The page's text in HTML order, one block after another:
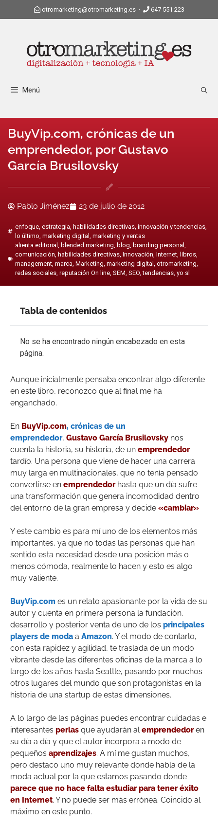
otromarketing@otromarketing.es· 647 551 223
Menú
BuyVip.com, crónicas de un
emprendedor, por Gustavo
García Brusilovsky
Pablo Jiménez 23 de julio de 2012
enfoque,estrategia, habilidades directivas,innovación y tendencias,
lo último,marketing digital,marketing y ventas
alienta editorial, blended marketing, blog, branding personal,
comunicación, habilidades directivas,Innovación,Internet, libros,
management,marca,Marketing,marketing digital,otromarketing,
redes sociales,reputación On line,SEM,SEO,tendencias,yo sl
Aunque inicialmente pensaba encontrar algo diferente
en este libro, reconozco que al final me ha
enganchado.
En BuyVip.com, crónicas de un
emprendedor, Gustavo García Brusilovsky nos
cuenta la historia, su historia, de un emprendedor
tardío. Una persona que viene de hacer una carrera
muy larga en multinacionales, que no tenía pensado
convertirse en emprendedorhasta que un día sufre
una transformación que genera incomodidad dentro
del entorno de la gran empresa y decide «cambiar»
Y este cambio es para mí uno de los elementos más
importantes, ya que no todas las personas que han
sentido esta necesidad desde una posición más o
menos cómoda, realmente lo hacen y esto es algo
muy valiente.
BuyVip.com es un relato apasionante por la vida de su
autor y cuenta en primera persona la fundación,
desarrollo y posterior venta de uno de los principales
players de moda a Amazon. Y el modo de contarlo,
con esta rapidez y agilidad, te traslada de un modo
vibrante desde las diferentes oficinas de la marca a lo
largo de los años hasta Seattle, pasando por muchos
otros lugares del mundo que son protagonistas en la
historia de una startup de estas dimensiones.
A lo largo de las páginas puedes encontrar cuidadas e
interesantes perlas que ayudarán al emprendedoren
su día a día y que el autor incorpora a modo de
pequeños aprendizajes. A mí me gustan muchos,
pero destaco uno muy relevante donde habla de la
moda actual por la que estamos pasando donde
parece que no hace falta estudiar para tener éxito
en Internet. Y no puede ser más errónea. Coincido al
máximo en este punto.
Tabla de contenidos
No se ha encontrado ningún encabezado en esta
página.